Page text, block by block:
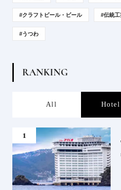
#クラフトビール・ビール #伝統工
#うつわ
RANKING
All Hotel